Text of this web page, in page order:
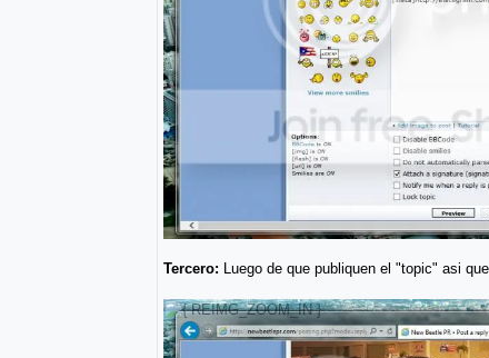
Tercero: Luego de que publiquen el "topic" asi